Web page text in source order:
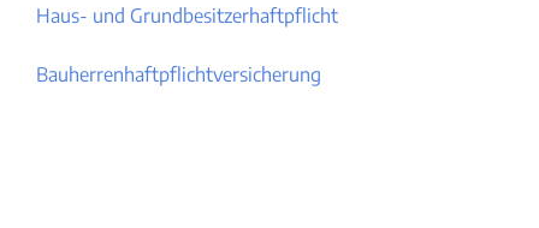
Haus- und Grundbesitzerhaftpflicht
Bauherrenhaftpflichtversicherung